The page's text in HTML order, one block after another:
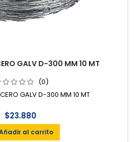
GALV D-300 MM 10 MT
(0)
GALV D-300 MM 10 MT
$23.880
al carrito